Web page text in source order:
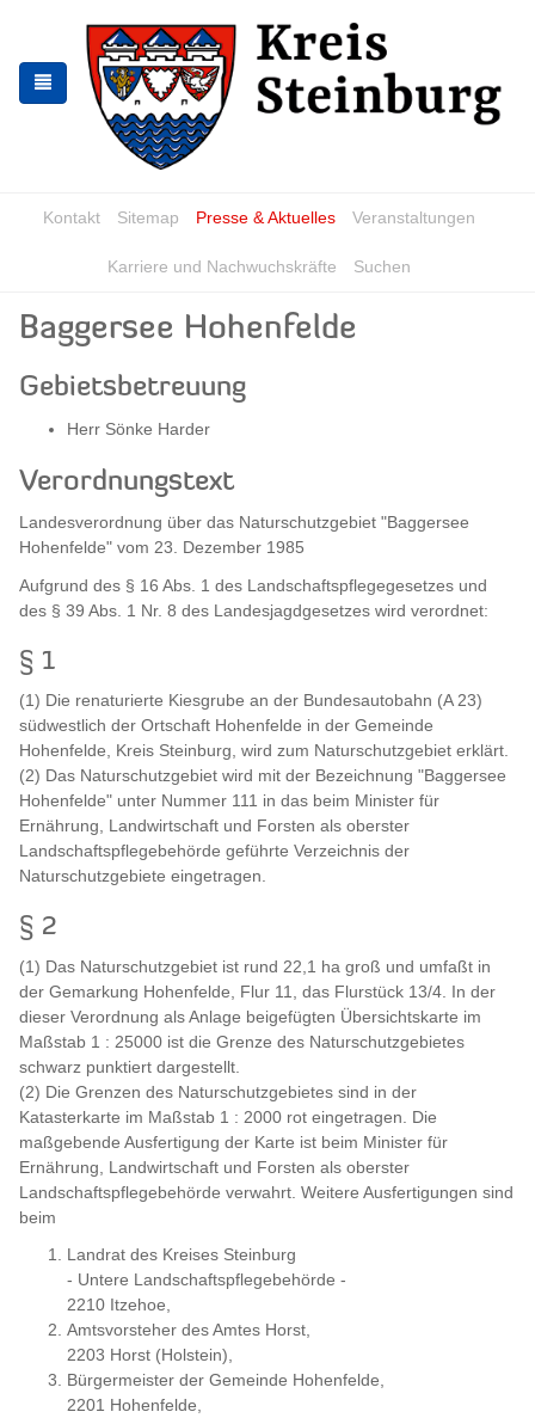
the
navigation
the
content
Kontakt Sitemap Presse & Aktuelles Veranstaltungen
Karriere und Nachwuchskräfte Suchen
Baggersee Hohenfelde
Gebietsbetreuung
Herr Sönke Harder
Verordnungstext
Landesverordnung über das Naturschutzgebiet "Baggersee
Hohenfelde" vom 23. Dezember 1985
Aufgrund des § 16 Abs. 1 des Landschaftspflegegesetzes und
des § 39 Abs. 1 Nr. 8 des Landesjagdgesetzes wird verordnet:
§ 1
(1) Die renaturierte Kiesgrube an der Bundesautobahn (A 23)
südwestlich der Ortschaft Hohenfelde in der Gemeinde
Hohenfelde, Kreis Steinburg, wird zum Naturschutzgebiet erklärt.
(2) Das Naturschutzgebiet wird mit der Bezeichnung "Baggersee
Hohenfelde" unter Nummer 111 in das beim Minister für
Ernährung, Landwirtschaft und Forsten als oberster
Landschaftspflegebehörde geführte Verzeichnis der
Naturschutzgebiete eingetragen.
§ 2
(1) Das Naturschutzgebiet ist rund 22,1 ha groß und umfaßt in
der Gemarkung Hohenfelde, Flur 11, das Flurstück 13/4. In der
dieser Verordnung als Anlage beigefügten Übersichtskarte im
Maßstab 1 : 25000 ist die Grenze des Naturschutzgebietes
schwarz punktiert dargestellt.
(2) Die Grenzen des Naturschutzgebietes sind in der
Katasterkarte im Maßstab 1 : 2000 rot eingetragen. Die
maßgebende Ausfertigung der Karte ist beim Minister für
Ernährung, Landwirtschaft und Forsten als oberster
Landschaftspflegebehörde verwahrt. Weitere Ausfertigungen sind
beim
Landrat des Kreises Steinburg
- Untere Landschaftspflegebehörde -
2210 Itzehoe,
Amtsvorsteher des Amtes Horst,
2203 Horst (Holstein),
Bürgermeister der Gemeinde Hohenfelde,
2201 Hohenfelde,